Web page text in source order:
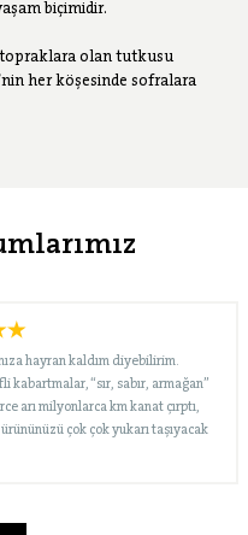
biçimidir.
topraklara olan tutkusu
her köşesinde sofralara
hayran kaldım diyebilirim.
kabartmalar, “sır, sabır, armağan”
arı milyonlarca km kanat çırptı,
çok çok yukarı taşıyacak
“süzme çiçek” dışında